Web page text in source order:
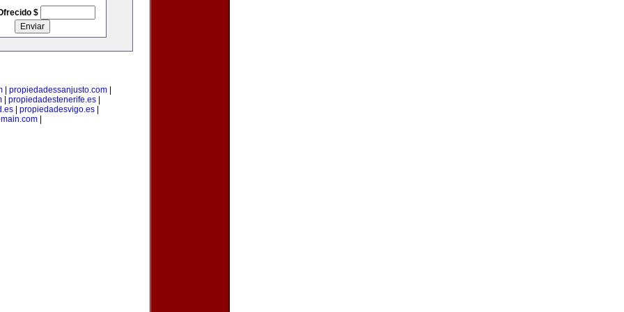
$
propiedadessanjusto.com
propiedadestenerife.es
| propiedadesvigo.es|
|